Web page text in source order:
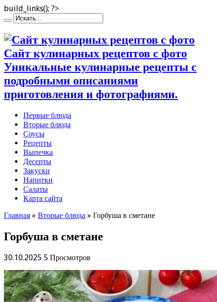
build_links(); ?>
Сайт кулинарных рецептов с фото
Уникальные кулинарные рецепты с
подробными описаниями
приготовления и фотографиями.
Первые блюда
Вторые блюда
Соусы
Рецепты
Выпечка
Десерты
Закуски
Напитки
Салаты
Карта сайта
Главная » Вторые блюда » Горбуша в сметане
Горбуша в сметане
30.10.2025 5 Просмотров